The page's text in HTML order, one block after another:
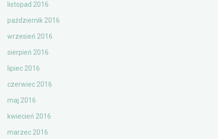
listopad 2016
październik 2016
wrzesień 2016
sierpień 2016
lipiec 2016
czerwiec 2016
maj 2016
kwiecień 2016
marzec 2016